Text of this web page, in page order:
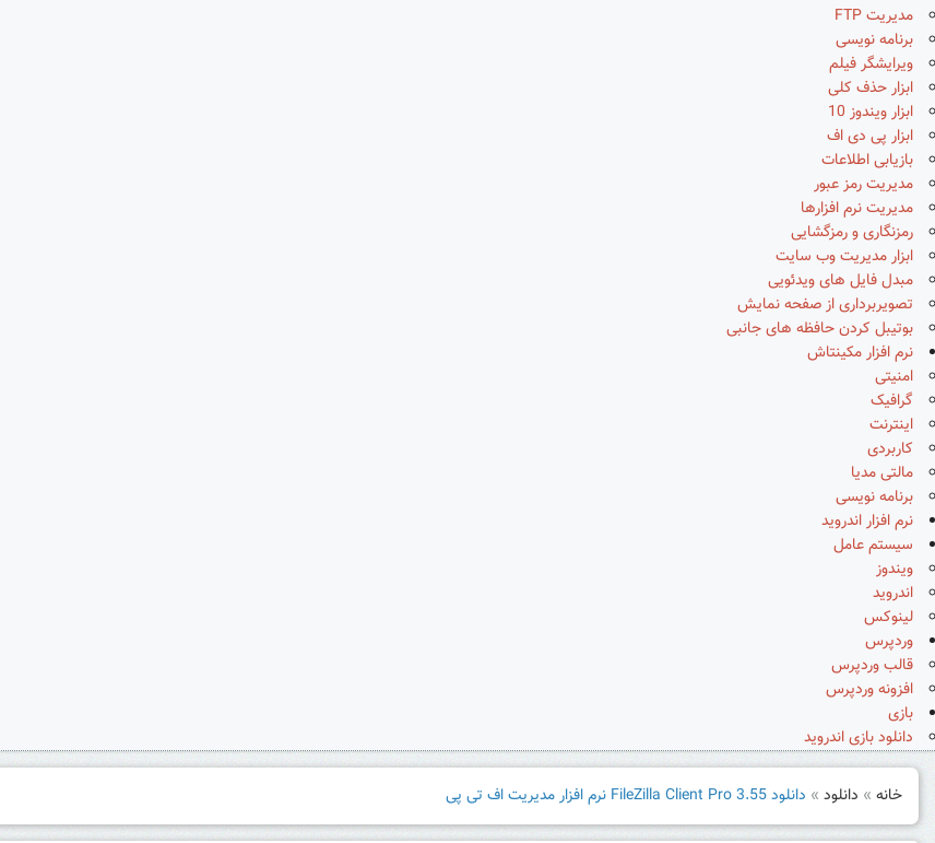
مدیریت FTP
برنامه نویسی
ویرایشگر فیلم
ابزار حذف کلی
ابزار ویندوز 10
ابزار پی دی اف
بازیابی اطلاعات
مدیریت رمز عبور
مدیریت نرم افزارها
رمزنگاری و رمزگشایی
ابزار مدیریت وب سایت
مبدل فایل های ویدئویی
تصویربرداری از صفحه نمایش
بوتیبل کردن حافظه های جانبی
نرم افزار مکینتاش
امنیتی
گرافیک
اینترنت
کاربردی
مالتی مدیا
برنامه نویسی
نرم افزار اندروید
سیستم عامل
ویندوز
اندروید
لینوکس
وردپرس
قالب وردپرس
افزونه وردپرس
بازی
دانلود بازی اندروید
خانه » دانلود » دانلود FileZilla Client Pro 3.55 نرم افزار مدیریت اف تی پی